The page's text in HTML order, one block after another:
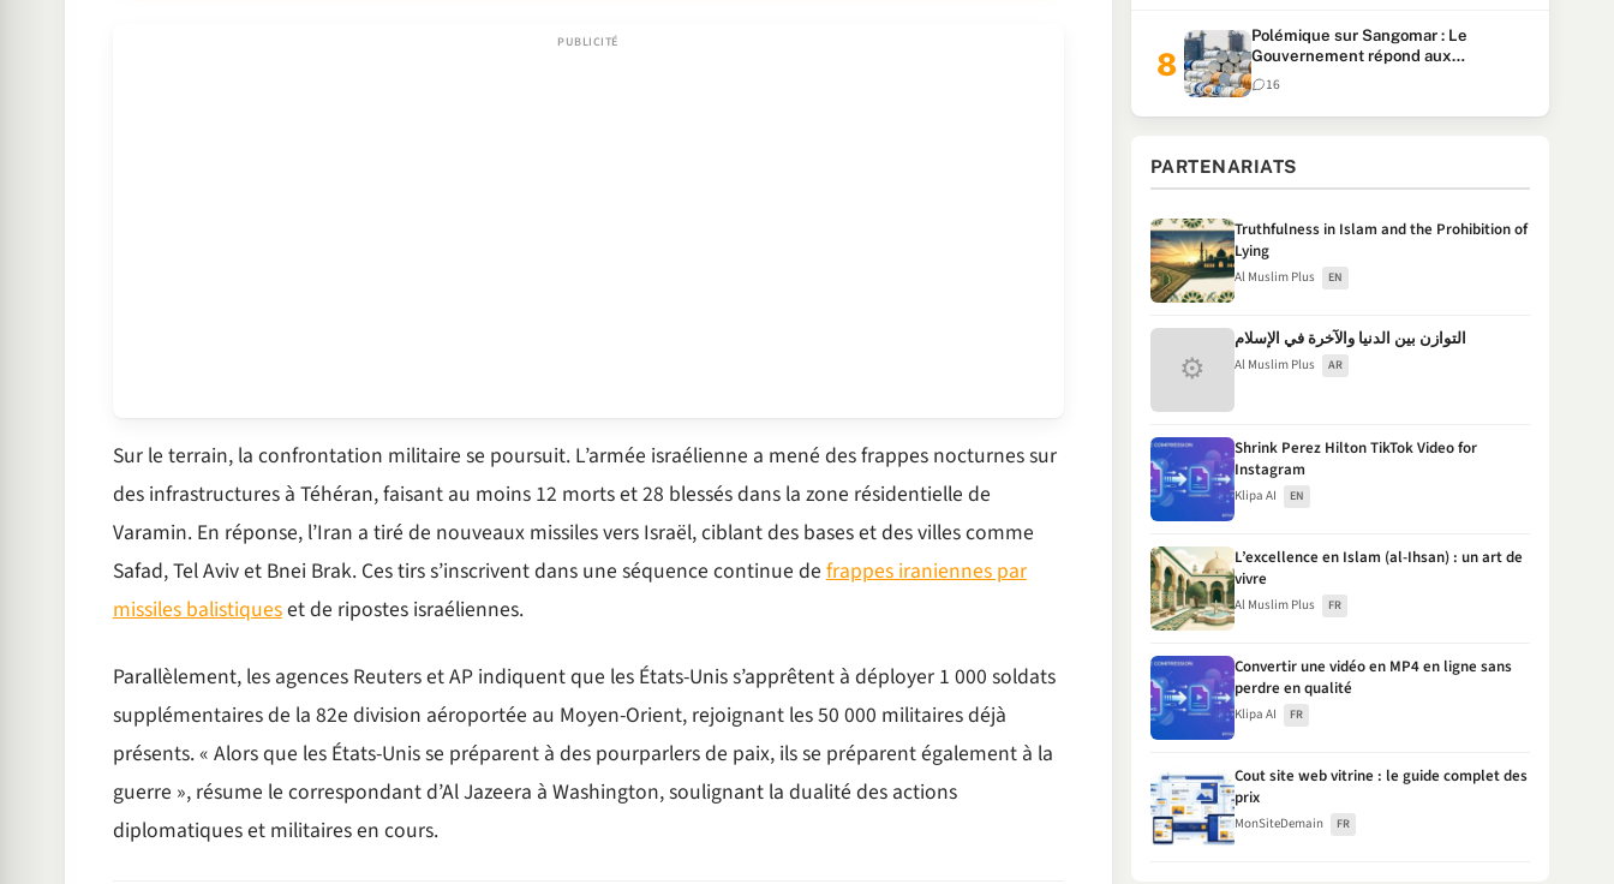
Sur le terrain, la confrontation militaire se poursuit. L’armée israélienne a mené des frappes nocturnes sur
des infrastructures à Téhéran, faisant au moins 12 morts et 28 blessés dans la zone résidentielle de
Varamin. En réponse, l’Iran a tiré de nouveaux missiles vers Israël, ciblant des bases et des villes comme
Safad, Tel Aviv et Bnei Brak. Ces tirs s’inscrivent dans une séquence continue de frappes iraniennes par
missiles balistiqueset de ripostes israéliennes.
Parallèlement, les agences Reuters et AP indiquent que les États-Unis s’apprêtent à déployer 1 000 soldats
supplémentaires de la 82e division aéroportée au Moyen-Orient, rejoignant les 50 000 militaires déjà
présents. « Alors que les États-Unis se préparent à des pourparlers de paix, ils se préparent également à la
guerre », résume le correspondant d’Al Jazeera à Washington, soulignant la dualité des actions
diplomatiques et militaires en cours.
Polémique sur Sangomar : Le
Gouvernement répond aux
accusations et clarifie le partage des
milliards
16
PARTENARIATS
Truthfulness in Islam and the Prohibition of
Lying
Al Muslim Plus EN
⚙
التوازن بين الدنيا والآخرة في الإسلام
Al Muslim Plus AR
Shrink Perez Hilton TikTok Video for
Instagram
Klipa AI EN
L’excellence en Islam (al-Ihsan) : un art de
vivre
Al Muslim Plus FR
Convertir une vidéo en MP4 en ligne sans
perdre en qualité
Klipa AI FR
Cout site web vitrine : le guide complet des
prix
MonSiteDemain FR